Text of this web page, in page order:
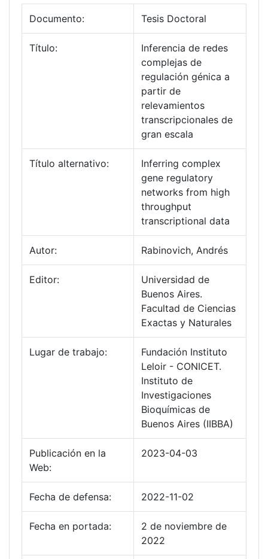
Documento: Tesis Doctoral
Título:
Inferencia de redes
complejas de
regulación génica a
partir de
relevamientos
transcripcionales de
gran escala
Título alternativo:
Inferring complex
gene regulatory
networks from high
throughput
transcriptional data
Autor: Rabinovich, Andrés
Editor:
Universidad de
Buenos Aires.
Facultad de Ciencias
Exactas y Naturales
Lugar de trabajo:
Fundación Instituto
Leloir - CONICET.
Instituto de
Investigaciones
Bioquímicas de
Buenos Aires (IIBBA)
Publicación en la
Web:
2023-04-03
Fecha de defensa: 2022-11-02
Fecha en portada:
2 de noviembre de
2022